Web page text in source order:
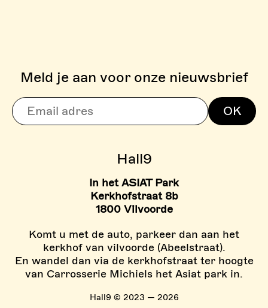
> TARIEVEN BOULDER
> TARIEVEN KIDS ZONE
Hall9
In het ASIAT Park
Kerkhofstraat 8b
1800 Vilvoorde
Komt u met de auto, parkeer dan aan het
kerkhof van vilvoorde (Abeelstraat).
En wandel dan via de kerkhofstraat ter hoogte
van Carrosserie Michiels het Asiat park in.
Hall9 © 2023 — 2026
Meld je aan voor onze nieuwsbrief
OK